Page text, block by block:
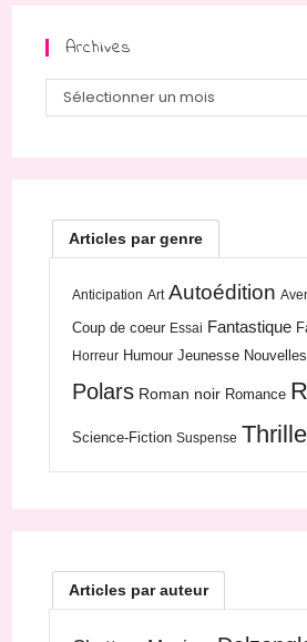
Archives
Archives
Sélectionner un mois
Articles par genre
Anticipation Art Autoédition
Coup de coeur Essai Fantastique
Horreur Humour Jeunesse Nouvelles
Polars Roman noir Romance
Science-Fiction Suspense
Articles par auteur